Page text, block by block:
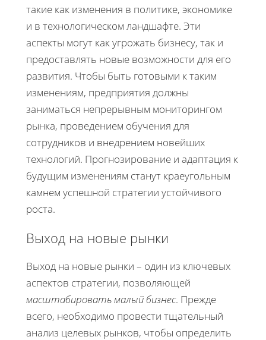
такие как изменения в политике, экономике
и в технологическом ландшафте. Эти
аспекты могут как угрожать бизнесу, так и
предоставлять новые возможности для его
развития. Чтобы быть готовыми к таким
изменениям, предприятия должны
заниматься непрерывным мониторингом
рынка, проведением обучения для
сотрудников и внедрением новейших
технологий. Прогнозирование и адаптация к
будущим изменениям станут краеугольным
камнем успешной стратегии устойчивого
роста.
Выход на новые рынки
Выход на новые рынки – один из ключевых
аспектов стратегии, позволяющей
масштабировать малый бизнес. Прежде
всего, необходимо провести тщательный
анализ целевых рынков, чтобы определить